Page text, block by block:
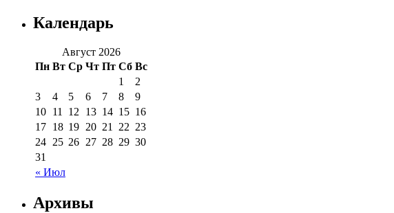
Календарь
Август 2026
Пн Вт Ср Чт Пт Сб Вс
« Июл
1
2
3
4 5 6 7 8
9
10 11 12 13 14 15 16
17 18 19 20 21 22 23
24 25 26 27 28 29 30
31
Архивы